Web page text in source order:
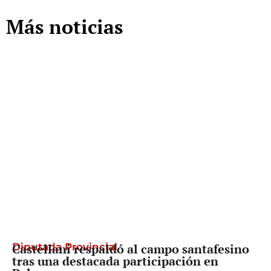
Más noticias
Diputada Provincial
Castellani respaldó al campo santafesino
tras una destacada participación en